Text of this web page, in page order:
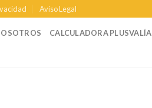
Aviso Legal
CALCULADORA PLUSVALÍA